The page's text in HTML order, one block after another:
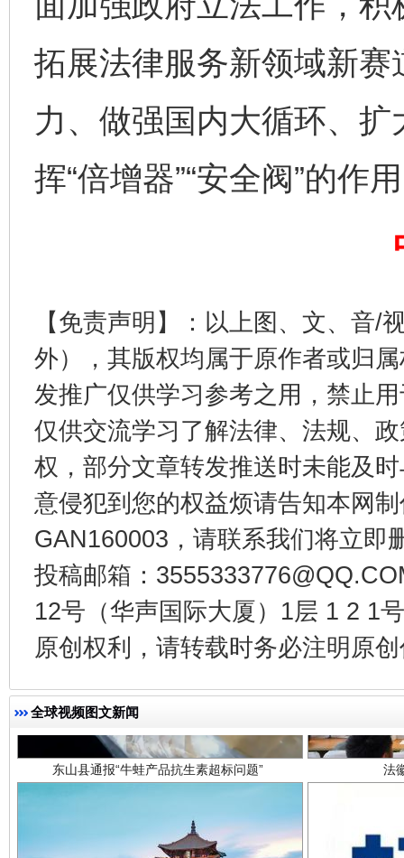
拓展法律服务新领域新
力、做强国内大循环、
挥“倍增器”“安全阀”的作
【免责声明】：以上图、文、音/
外），其版权均属于原作者或归
发推广仅供学习参考之用，禁止
仅供交流学习了解法律、法规、
权，部分文章转发推送时未能及
意侵犯到您的权益烦请告知本网
GAN160003，请联系我们将立即
投稿邮箱：
12号（华声国际大厦）1层 1 2 1
原创权利，请转载时务必注明原
全球视频图文新闻
公平竞争审查“十大案例”出炉！ 一纸欠